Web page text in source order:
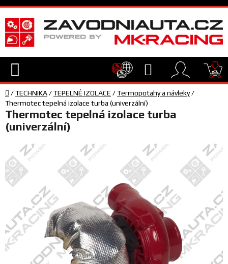
Přejít
na
obsah
Hledat
TECHNIKA
VYBAVENÍ
JEZDEC
TÝM
SERVIS
FANOUŠCI
Domů
/TECHNIKA/TEPELNÉ IZOLACE /Termopotahy a návleky/
Thermotec tepelná izolace turba (univerzální)
Thermotec tepelná izolace turba
(univerzální)